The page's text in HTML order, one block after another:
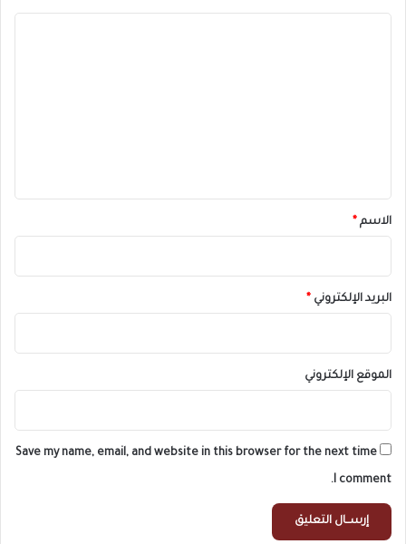
*
الاسم *
البريد الإلكتروني *
الموقع الإلكتروني
Save my name, email, and website in this browser for the next time
I comment.